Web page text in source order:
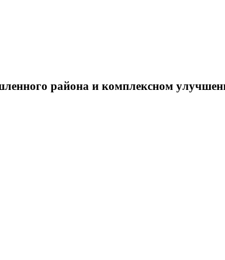
района и комплексном